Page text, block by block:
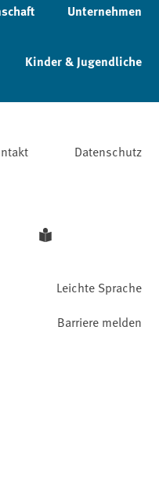
Unternehmen
Kinder & Jugendliche
Datenschutz
Leichte Sprache
Barriere melden